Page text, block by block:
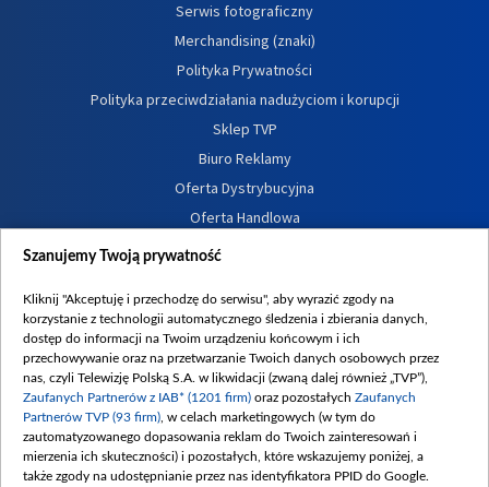
Serwis fotograficzny
Merchandising (znaki)
Polityka Prywatności
Polityka przeciwdziałania nadużyciom i korupcji
Sklep TVP
Biuro Reklamy
Oferta Dystrybucyjna
Oferta Handlowa
Dostępność
Procedura zgłoszeń wewnętrznych
Szanujemy Twoją prywatność
Kliknij "Akceptuję i przechodzę do serwisu", aby wyrazić zgody na
korzystanie z technologii automatycznego śledzenia i zbierania danych,
dostęp do informacji na Twoim urządzeniu końcowym i ich
przechowywanie oraz na przetwarzanie Twoich danych osobowych przez
nas, czyli Telewizję Polską S.A. w likwidacji (zwaną dalej również „TVP”),
Zaufanych Partnerów z IAB* (1201 firm) oraz pozostałych Zaufanych
Partnerów TVP (93 firm) , w celach marketingowych (w tym do
zautomatyzowanego dopasowania reklam do Twoich zainteresowań i
mierzenia ich skuteczności) i pozostałych, które wskazujemy poniżej, a
także zgody na udostępnianie przez nas identyfikatora PPID do Google.